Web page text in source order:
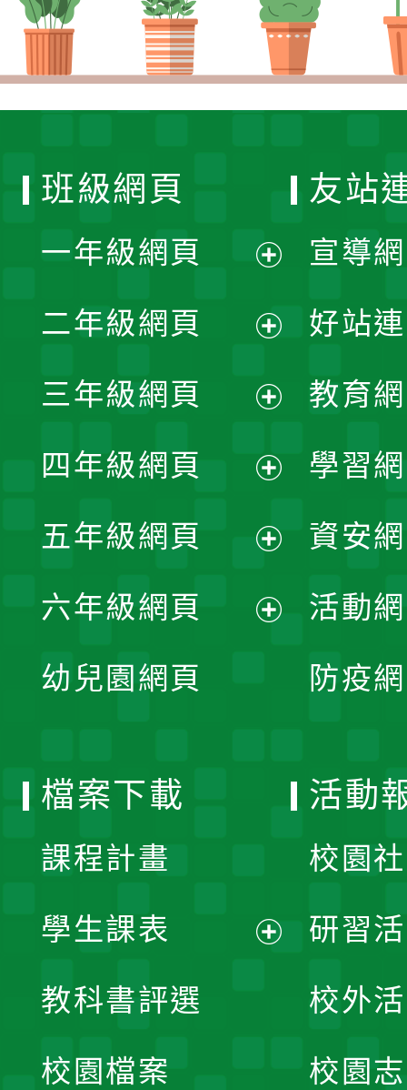
班級網頁
一年級網頁
開
選
單
二年級網頁
開
選
單
三年級網頁
開
選
單
四年級網頁
開
選
五年級網頁
開
六年級網頁
幼兒園網頁
友站
宣導
好站
教育
學習
資安
活動
防疫
檔案下載
課程計畫
學生課表
教科書評選
校園檔案
活動
校園
研習
校外
校園